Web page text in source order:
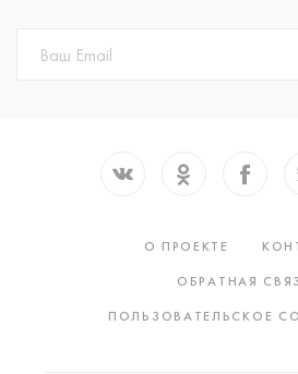
О ПРОЕКТЕ
ОБРАТНАЯ
ПОЛЬЗОВАТЕЛЬСКОЕ